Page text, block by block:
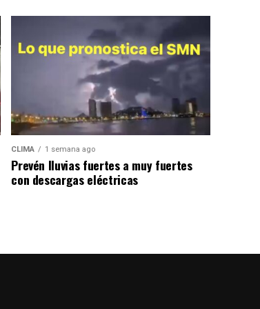
CLIMA 1 semana ago
Prevén lluvias fuertes a muy fuertes
con descargas eléctricas